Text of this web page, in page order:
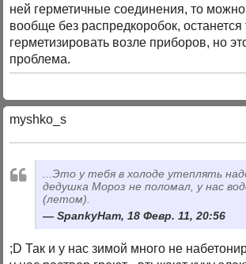
ней герметичные соединения, то
вообще без распредкоробок, останется
герметизировать возле приборов, но
проблема.
myshko_s
...Это у тебя в холоде утеплять
дедушка Мороз не поломал, у нас
(летом).
SpankyHam, 18 Февр. 11, 20:56
;D Так и у нас зимой много не